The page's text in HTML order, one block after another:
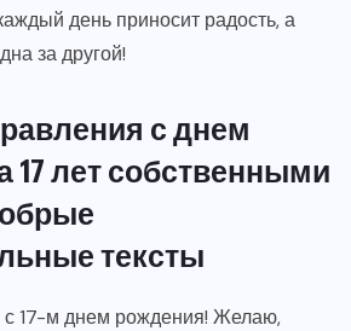
день приносит радость, а
за другой!
с днем
17 лет собственными
тексты
17-м днем рождения! Желаю,